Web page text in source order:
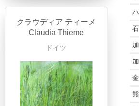
クラウディア ティーメ
Claudia Thieme
ドイツ